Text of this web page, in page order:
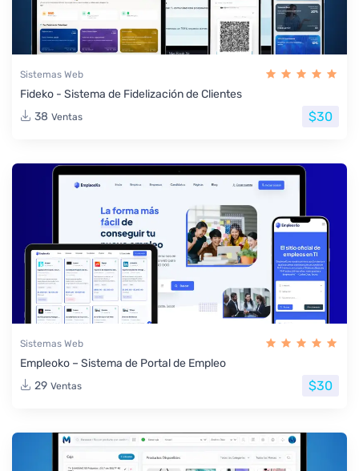
Sistemas Web
Fideko - Sistema de Fidelización de Clientes
38 Ventas $30
Sistemas Web
Empleoko – Sistema de Portal de Empleo
29 Ventas $30